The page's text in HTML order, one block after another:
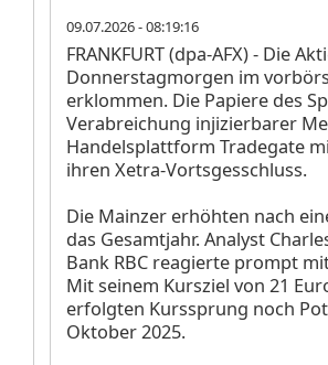
09.07.2026 - 08:19:16
FRANKFURT (dpa-AFX) - Die
Donnerstagmorgen im
erklommen. Die Papiere des
Verabreichung injizierbarer
Handelsplattform Tradegate
ihren Xetra-Vortsgesschluss.
Die Mainzer erhöhten nach
das Gesamtjahr. Analyst
Bank RBC reagierte prompt
Mit seinem Kursziel von 21
erfolgten Kurssprung noch
Oktober 2025.